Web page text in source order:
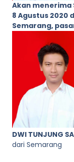
Akan menerima
8 Agustus 2020
Semarang,
DWI TUNJUNG
dari Semarang